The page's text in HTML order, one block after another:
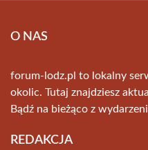
O NAS
forum-lodz.pl to lokalny
okolic. Tutaj znajdziesz
Bądź na bieżąco z
REDAKCJA